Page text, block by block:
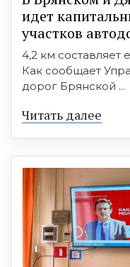
идет
участков
4,2 км составляет
Как сообщает
дорог Брянской ...
Читать далее